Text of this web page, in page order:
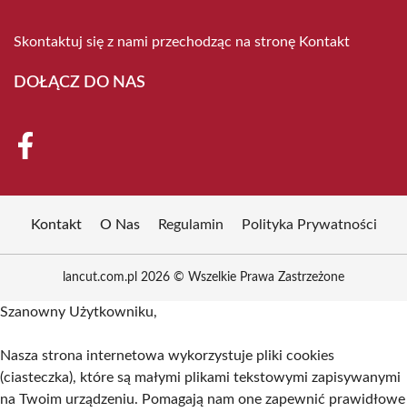
Skontaktuj się z nami przechodząc na stronę Kontakt
DOŁĄCZ DO NAS
Kontakt O Nas Regulamin Polityka Prywatności
lancut.com.pl 2026 © Wszelkie Prawa Zastrzeżone
Szanowny Użytkowniku,
Nasza strona internetowa wykorzystuje pliki cookies
(ciasteczka), które są małymi plikami tekstowymi zapisywanymi
na Twoim urządzeniu. Pomagają nam one zapewnić prawidłowe